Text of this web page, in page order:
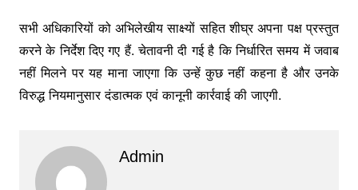
सभी अधिकारियों को अभिलेखीय साक्ष्यों सहित शीघ्र अपना पक्ष प्रस्तुत
करने के निर्देश दिए गए हैं. चेतावनी दी गई है कि निर्धारित समय में जवाब
नहीं मिलने पर यह माना जाएगा कि उन्हें कुछ नहीं कहना है और उनके
विरुद्ध नियमानुसार दंडात्मक एवं कानूनी कार्रवाई की जाएगी.
Admin